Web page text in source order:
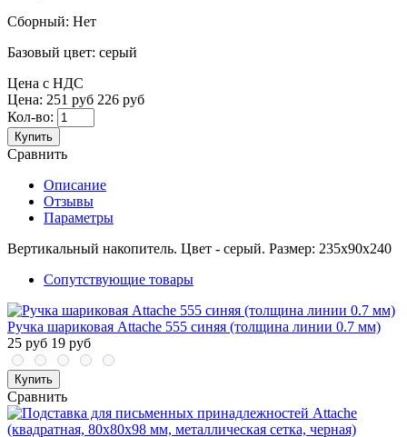
Сборный: Нет
Базовый цвет: серый
Цена с НДС
Цена: 251 руб 226 руб
Кол-во:
Купить
Сравнить
Описание
Отзывы
Параметры
Вертикальный накопитель. Цвет - серый. Размер: 235х90х240
Сопутствующие товары
Ручка шариковая Attache 555 синяя (толщина линии 0.7 мм)
25 руб 19 руб
Купить
Сравнить